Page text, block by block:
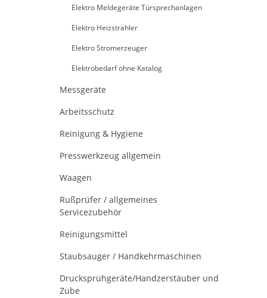
Elektro Meldegeräte Türsprechanlagen
Elektro Heizstrahler
Elektro Stromerzeuger
Elektrobedarf ohne Katalog
Messgeräte
Arbeitsschutz
Reinigung & Hygiene
Presswerkzeug allgemein
Waagen
Rußprüfer / allgemeines
Servicezubehör
Reinigungsmittel
Staubsauger / Handkehrmaschinen
Drucksprühgeräte/Handzerstäuber und
Zube